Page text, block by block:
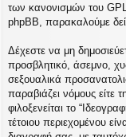
των κανονισμών του
phpBB, παρακαλούμε
Δέχεστε να μη
προσβλητικό, άσεμνο,
σεξουαλικά
παραβιάζει νόμους είτε
φιλοξενείται το
τέτοιου περιεχομένου